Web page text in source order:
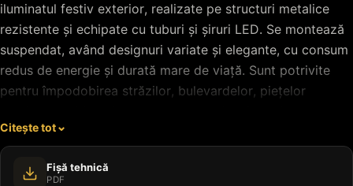
iluminatul festiv exterior, realizate pe structuri metalice
rezistente și echipate cu tuburi și șiruri LED. Se montează
suspendat, având designuri variate și elegante, cu consum
redus de energie și durată mare de viață. Sunt potrivite
pentru împodobirea străzilor, bulevardelor, piețelor
sărbătorilor.
Citește tot
Fișă tehnică
PDF